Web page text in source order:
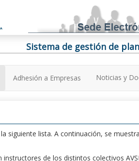
Sistema de gestión de
Adhesión a Empresas Noticias y
siguiente lista. A continuación, se
de los distintos colectivos